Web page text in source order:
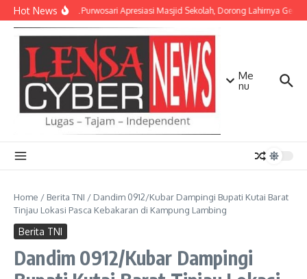
Lewati ke konten
Hot NewsDanramil Purwosari Apresiasi Masjid Sekolah, Dorong Lahirnya
Me
nu
Home / Berita TNI / Dandim 0912/Kubar Dampingi Bupati Kutai Barat
Tinjau Lokasi Pasca Kebakaran di Kampung Lambing
Berita TNI
Dandim 0912/Kubar Dampingi